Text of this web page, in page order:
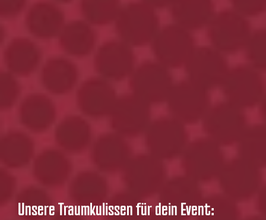
Unsere Traumkulissen für dein Event: